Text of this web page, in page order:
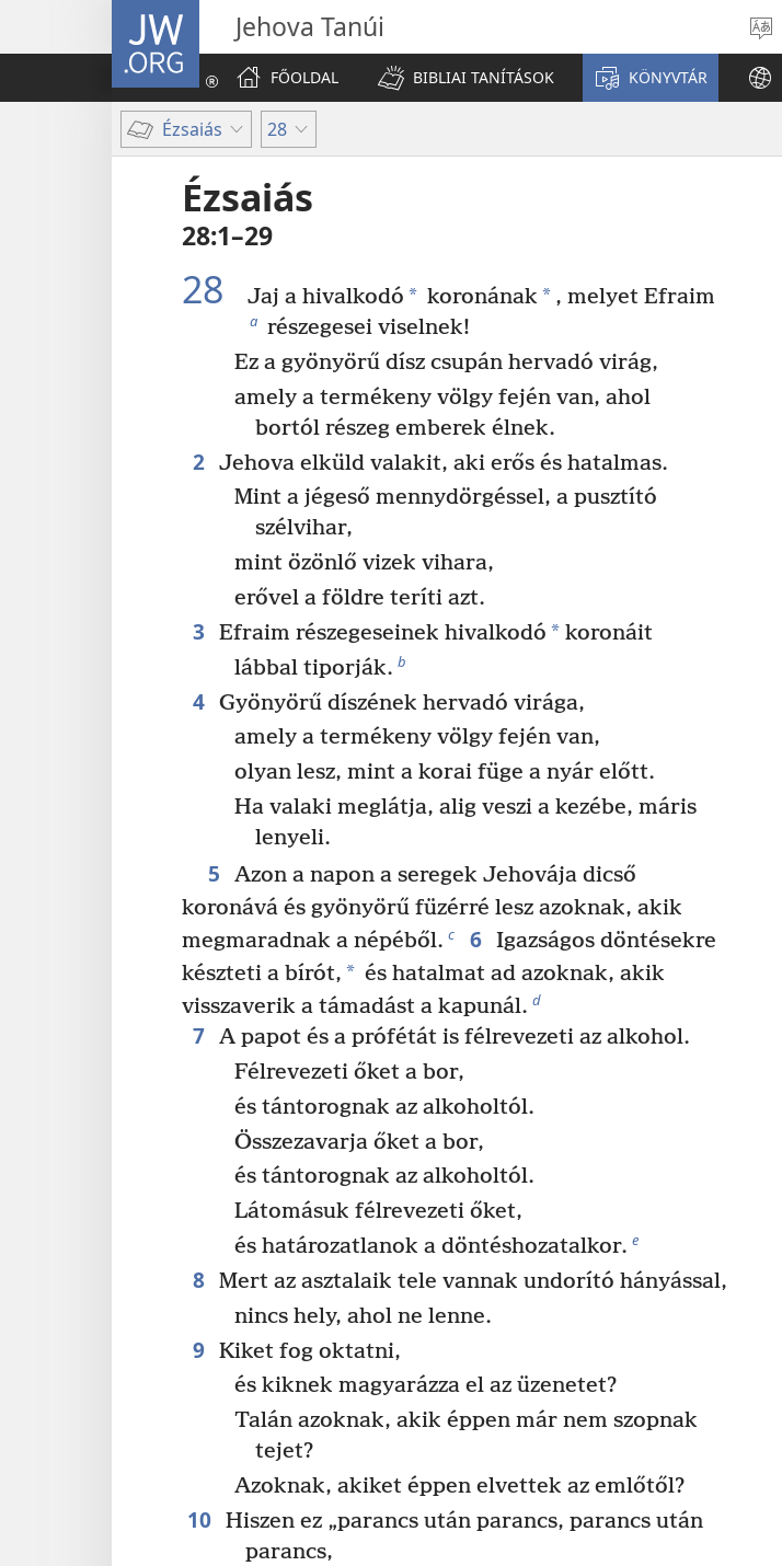
JW.ORG Jehova Tanúi
FŐOLDAL
BIBLIAI TANÍTÁSOK KÖNYVTÁR
Ézsaiás 28
Ézsaiás
28:1–29
28 Jaj a hivalkodó * koronának * , melyet Efraim
a részegesei viselnek!
Ez a gyönyörű dísz csupán hervadó virág,
amely a termékeny völgy fején van, ahol
bortól részeg emberek élnek.
2 Jehova elküld valakit, aki erős és hatalmas.
Mint a jégeső mennydörgéssel, a pusztító
szélvihar,
mint özönlő vizek vihara,
erővel a földre teríti azt.
3 Efraim részegeseinek hivalkodó *koronáit
lábbal tiporják. b
4 Gyönyörű díszének hervadó virága,
amely a termékeny völgy fején van,
olyan lesz, mint a korai füge a nyár előtt.
Ha valaki meglátja, alig veszi a kezébe, máris
lenyeli.
5
Azon a napon a seregek Jehovája dicső
koronává és gyönyörű füzérré lesz azoknak, akik
megmaradnak a népéből. c 6 Igazságos döntésekre
készteti a bírót, * és hatalmat ad azoknak, akik
visszaverik a támadást a kapunál. d
7 A papot és a prófétát is félrevezeti az alkohol.
Félrevezeti őket a bor,
és tántorognak az alkoholtól.
Összezavarja őket a bor,
és tántorognak az alkoholtól.
Látomásuk félrevezeti őket,
és határozatlanok a döntéshozatalkor. e
8 Mert az asztalaik tele vannak undorító hányással,
nincs hely, ahol ne lenne.
9 Kiket fog oktatni,
és kiknek magyarázza el az üzenetet?
Talán azoknak, akik éppen már nem szopnak
tejet?
Azoknak, akiket éppen elvettek az emlőtől?
10 Hiszen ez „parancs után parancs, parancs után
parancs,